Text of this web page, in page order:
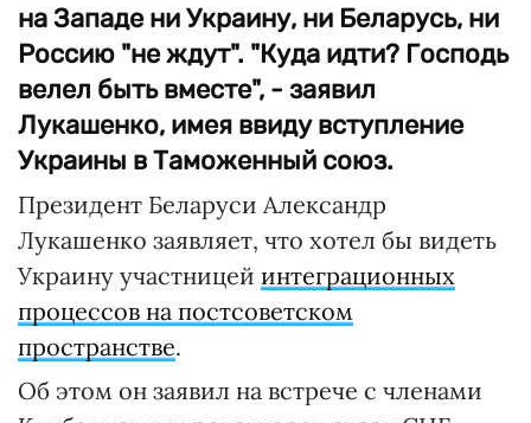
на Западе ни Украину, ни Беларусь, ни
Россию "не ждут". "Куда идти? Господь
велел быть вместе", - заявил
Лукашенко, имея ввиду вступление
Украины в Таможенный союз.
Президент Беларуси Александр
Лукашенко заявляет, что хотел бы видеть
Украину участницей интеграционных
процессов на постсоветском
пространстве.
Об этом он заявил на встрече с членами